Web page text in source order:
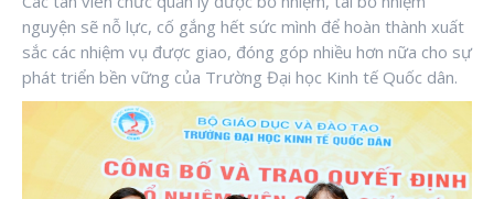
nguyện sẽ nỗ lực, cố gắng hết sức mình để hoàn thành xuất
sắc các nhiệm vụ được giao, đóng góp nhiều hơn nữa cho sự
phát triển bền vững của Trường Đại học Kinh tế Quốc dân.